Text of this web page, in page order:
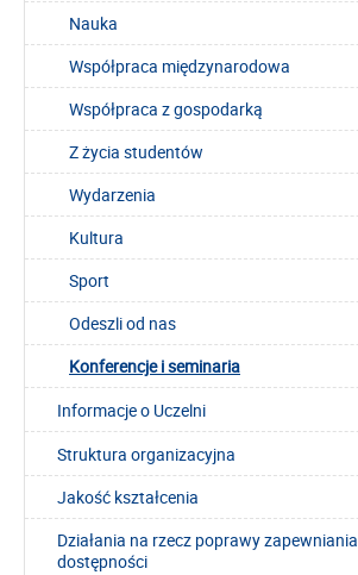
Nauka
Współpraca międzynarodowa
Współpraca z gospodarką
Z życia studentów
Wydarzenia
Kultura
Sport
Odeszli od nas
Konferencje i seminaria
Informacje o Uczelni
Struktura organizacyjna
Jakość kształcenia
Działania na rzecz poprawy zapewniania
dostępności